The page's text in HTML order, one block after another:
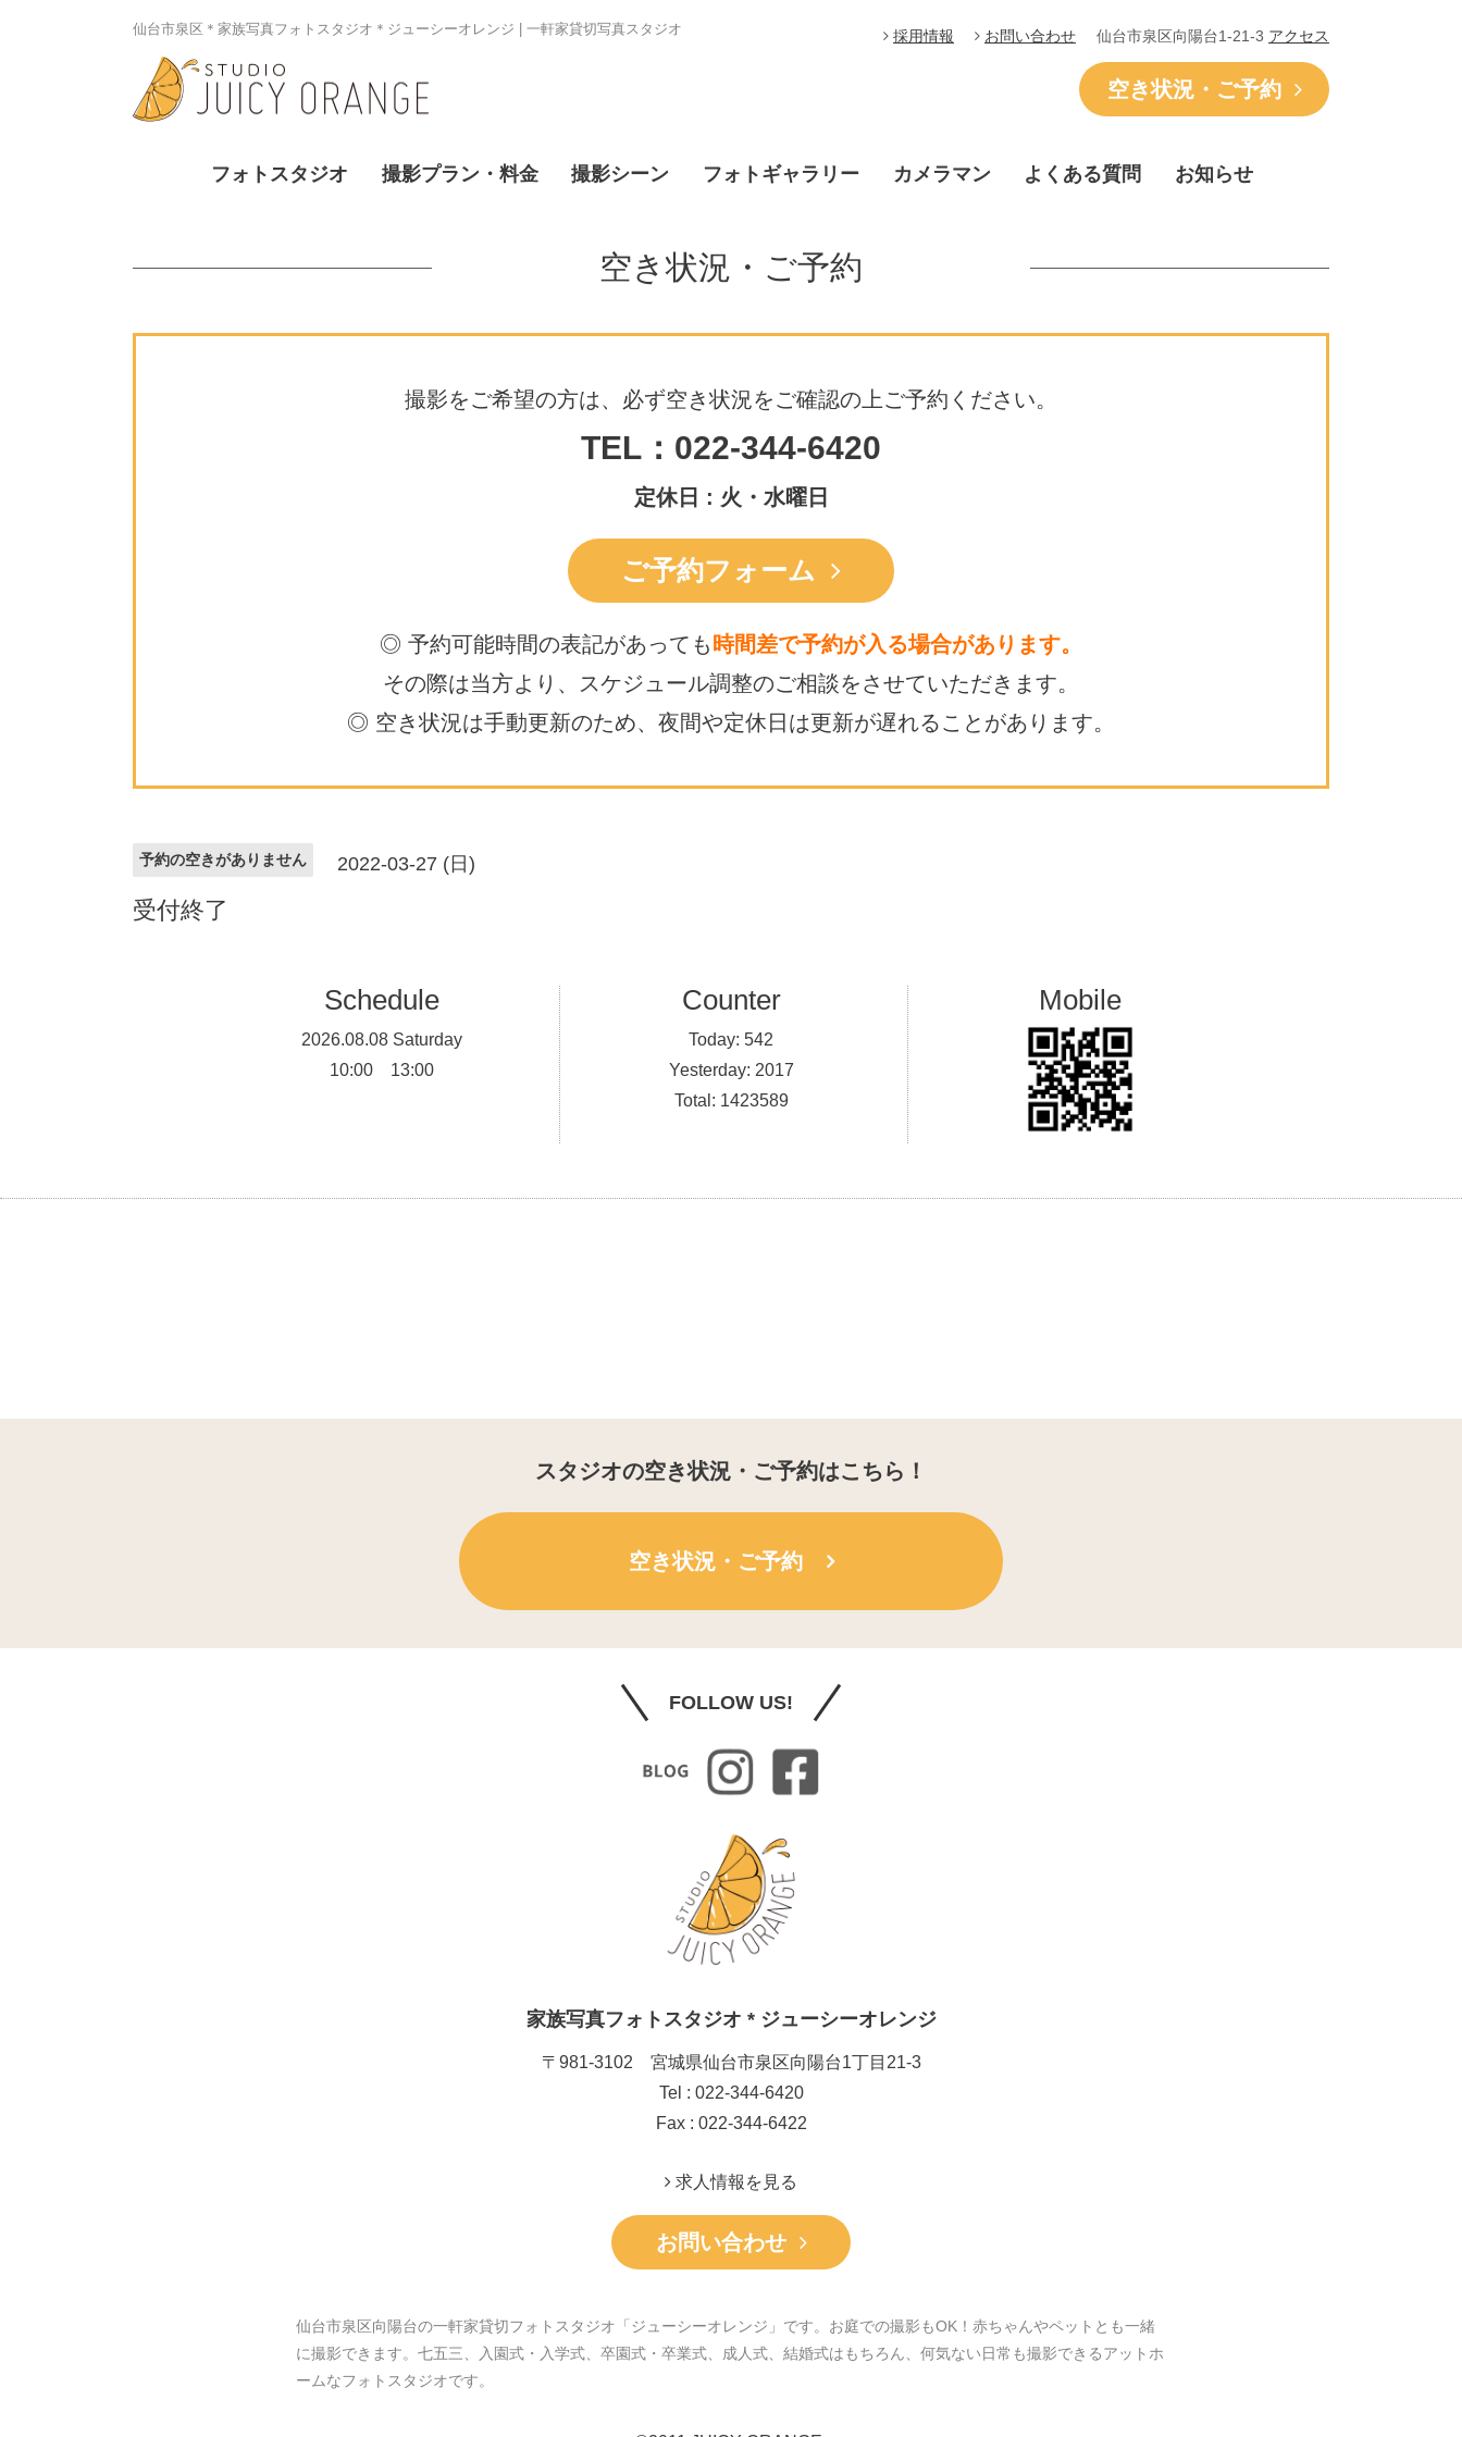
仙台市泉区＊家族写真フォトスタジオ＊ジューシーオレンジ | 一軒家貸切写真スタジオ 採用情報 お問い合わせ 仙台市泉区向陽台1-21-3 アクセス
空き状況・ご予約
フォトスタジオ 撮影プラン・料金 撮影シーン フォトギャラリー カメラマン よくある質問 お知らせ
空き状況・ご予約
撮影をご希望の方は、必ず空き状況をご確認の上ご予約ください。
TEL：022-344-6420
定休日 : 火・水曜日
ご予約フォーム
◎ 予約可能時間の表記があっても 時間差で予約が入る場合があります。
その際は当方より、スケジュール調整のご相談をさせていただきます。
◎ 空き状況は手動更新のため、 夜間や定休日は更新が遅れることがあります。
予約の空きがありません 2022-03-27 (日)
受付終了
Schedule
2026.08.08 Saturday
10:00 13:00
Counter
Today:542
Yesterday: 2017
Total: 1423589
Mobile
スタジオの空き状況・ご予約はこちら！
空き状況・ご予約
FOLLOW US!
家族写真フォトスタジオ * ジューシーオレンジ
〒981-3102 宮城県仙台市泉区向陽台1丁目21-3
Tel : 022-344-6420
Fax : 022-344-6422
求人情報を見る
お問い合わせ
仙台市泉区向陽台の一軒家貸切フォトスタジオ「ジューシーオレンジ」です。お庭での撮影もOK！赤ちゃんやペットとも一緒
に撮影できます。七五三、入園式・入学式、卒園式・卒業式、成人式、結婚式はもちろん、何気ない日常も撮影できるアットホ
ームなフォトスタジオです。